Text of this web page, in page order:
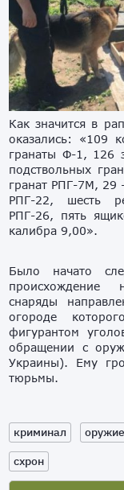
Как значится в
оказались: «109
гранаты Ф-1, 126
подствольных
гранат РПГ-7М, 29
РПГ-22, шесть
РПГ-26, пять
калибра 9,00».
Было начато
происхождение
снаряды
огороде
фигурантом
обращении с
Украины). Ему
тюрьмы.
криминал оружие
схрон